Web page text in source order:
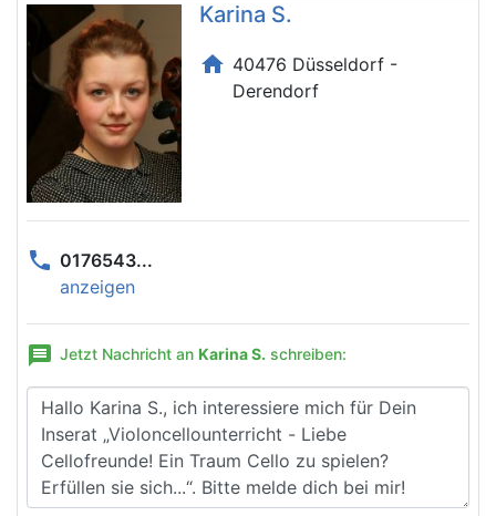
Karina S.
home 40476 Düsseldorf -
Derendorf
phone 0176543...
anzeigen
message Jetzt Nachricht an Karina S. schreiben: